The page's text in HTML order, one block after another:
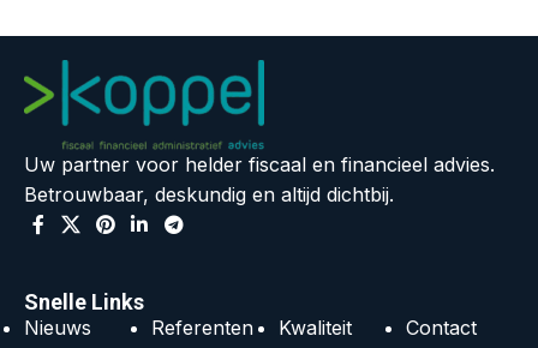
Uw partner voor helder fiscaal en financieel advies.
Betrouwbaar, deskundig en altijd dichtbij.
Snelle Links
Nieuws Referenten Kwaliteit Contact